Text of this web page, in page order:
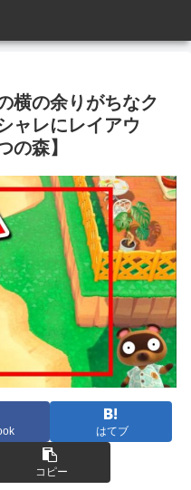
横の余りがちなク
ャレにレイアウ
の森】
はてブ
コピー